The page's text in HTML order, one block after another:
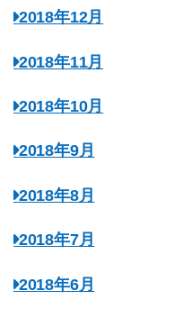
2018年12月
2018年11月
2018年10月
2018年9月
2018年8月
2018年7月
2018年6月